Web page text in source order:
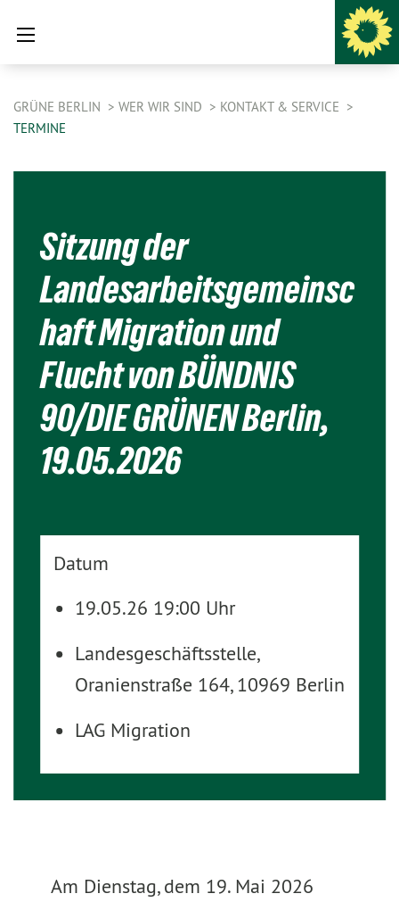
GRÜNE BERLIN WER WIR SIND
KONTAKT & SERVICE
TERMINE
Sitzung der
Landesarbeitsgemeinsc
haft Migration und
Flucht von BÜNDNIS
90/DIE GRÜNEN Berlin,
19.05.2026
Datum
19.05.26 19:00 Uhr
Landesgeschäftsstelle,
Oranienstraße 164, 10969 Berlin
LAG Migration
Am Dienstag, dem 19. Mai 2026